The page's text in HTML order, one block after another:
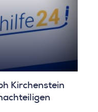
Kirchenstein